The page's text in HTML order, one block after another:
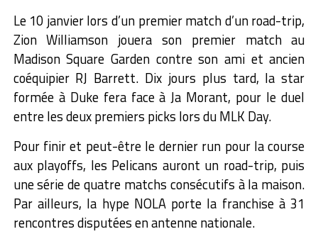
Le 10 janvier lors d’un premier match d’un road-trip,
Zion Williamson jouera son premier match au
Madison Square Garden contre son ami et ancien
coéquipier RJ Barrett. Dix jours plus tard, la star
formée à Duke fera face à Ja Morant, pour le duel
entre les deux premiers picks lors du MLK Day.
Pour finir et peut-être le dernier run pour la course
aux playoffs, les Pelicans auront un road-trip, puis
une série de quatre matchs consécutifs à la maison.
Par ailleurs, la hype NOLA porte la franchise à 31
rencontres disputées en antenne nationale.